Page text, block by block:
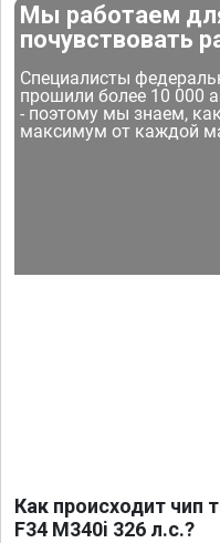
Мы работаем
почувствовать
Специалисты
прошили более 10 000
- поэтому мы знаем,
максимум от каждой
Как происходит чип
F34 M340i 326 л.с.?